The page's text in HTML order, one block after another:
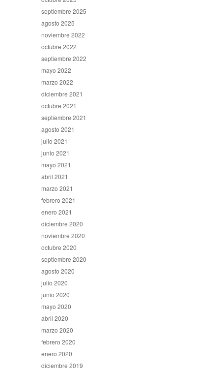
septiembre 2025
agosto 2025
noviembre 2022
octubre 2022
septiembre 2022
mayo 2022
marzo 2022
diciembre 2021
octubre 2021
septiembre 2021
agosto 2021
julio 2021
junio 2021
mayo 2021
abril 2021
marzo 2021
febrero 2021
enero 2021
diciembre 2020
noviembre 2020
octubre 2020
septiembre 2020
agosto 2020
julio 2020
junio 2020
mayo 2020
abril 2020
marzo 2020
febrero 2020
enero 2020
diciembre 2019